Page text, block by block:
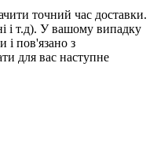
точний час доставки.
і т.д). У вашому випадку
і пов'язано з
для вас наступне